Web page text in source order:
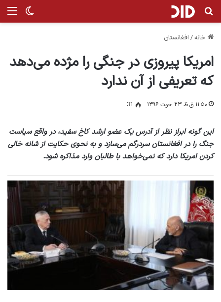
تغییر جستجو برای
خانه/ افغانستان
امریکا پیروزی در جنگی ر‌ا مژده می‌دهد
که تعریفی از آن ندارد
۱۱:۵۰ ق.ظ ۲۳ حوت ۱۳۹۶ 31
این گونه ابراز نظر از آدرس یک عضو ارشد کاخ سفید، در واقع سیاست
جنگ را در افغانستان سردرگم می‌سازد و به نحوی حکایت از شانه خالی
کردن امریکا دارد که نمی‌خواهد با طالبان وارد مذاکره شود.